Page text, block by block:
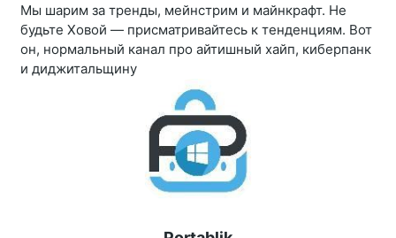
Мы шарим за тренды, мейнстрим и майнкрафт. Не
будьте Ховой — присматривайтесь к тенденциям. Вот
он, нормальный канал про айтишный хайп, киберпанк
и диджитальщину